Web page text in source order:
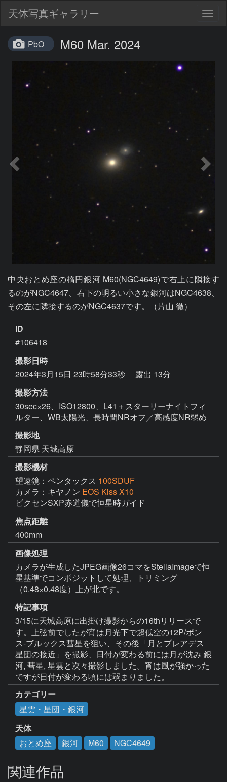
天体写真ギャラリー
PbO M60 Mar. 2024
中央おとめ座の楕円銀河 M60(NGC4649)で右上に隣接す
るのがNGC4647、右下の明るい小さな銀河はNGC4638、
その左に隣接するのがNGC4637です。（片山 徹）
ID
#106418
撮影日時
2024年3月15日 23時58分33秒
露出 13分
撮影方法
30sec×26、ISO12800、L41＋スターリーナイトフィ
ルター、WB太陽光、長時間NRオフ／高感度NR弱め
撮影地
静岡県 天城高原
撮影機材
望遠鏡：ペンタックス 100SDUF
カメラ：キヤノン EOS Kiss X10
ビクセンSXP赤道儀で恒星時ガイド
焦点距離
400mm
画像処理
カメラが生成したJPEG画像26コマをStellaImageで恒
星基準でコンポジットして処理、トリミング
（0.48×0.48度）上が北です。
特記事項
3/15に天城高原に出掛け撮影からの16thリリースで
す。上弦前でしたが宵は月光下で超低空の12P/ポン
ス-ブルックス彗星を狙い、その後「月とプレアデス
星団の接近」を撮影、日付が変わる前には月が沈み 銀
河, 彗星, 星雲と次々撮影しました。宵は風が強かった
ですが日付が変わる頃には弱まりました。
カテゴリー
星雲・星団・銀河
天体
おとめ座
銀河 M60 NGC4649
関連作品